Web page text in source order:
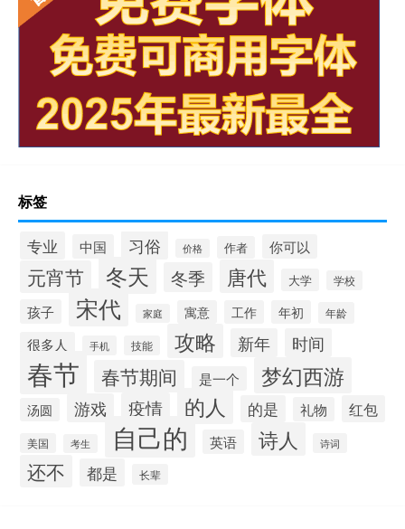
标签
专业 中国 习俗 价格 作者 你可以
元宵节 冬天 冬季 唐代 大学 学校
孩子 宋代 家庭 寓意 工作 年初 年龄
很多人 手机 技能 攻略 新年 时间
春节 春节期间 是一个 梦幻西游
汤圆 游戏 疫情 的人 的是 礼物 红包
美国 考生 自己的 英语 诗人 诗词
还不 都是 长辈